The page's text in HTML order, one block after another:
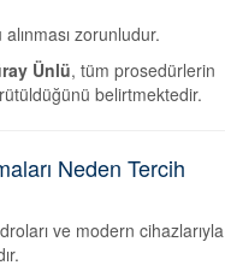
zorunludur.
Ünlü, tüm prosedürlerin
belirtmektedir.
Neden Tercih
ve modern cihazlarıyla